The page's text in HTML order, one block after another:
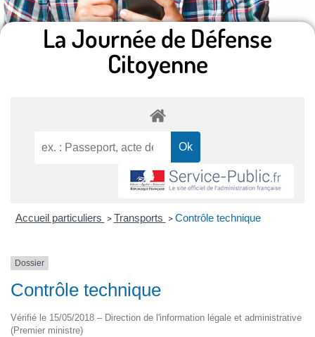
La Journée de Défense
Citoyenne
Accueil particuliers > Transports > Contrôle technique
Dossier
Contrôle technique
Vérifié le 15/05/2018 – Direction de l'information légale et administrative
(Premier ministre)